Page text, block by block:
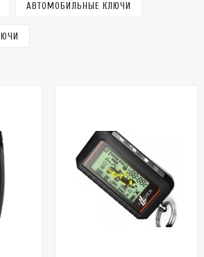
АВТОМОБИЛЬНЫЕ КЛЮЧИ